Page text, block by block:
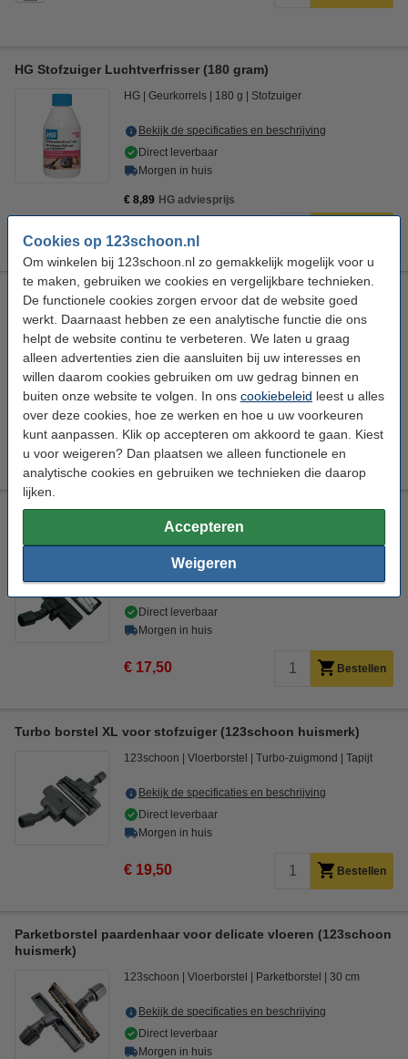
Cookies op 123schoon.nl
Om winkelen bij 123schoon.nl zo gemakkelijk mogelijk voor u
te maken, gebruiken we cookies en vergelijkbare technieken.
De functionele cookies zorgen ervoor dat de website goed
werkt. Daarnaast hebben ze een analytische functie die ons
helpt de website continu te verbeteren. We laten u graag
alleen advertenties zien die aansluiten bij uw interesses en
willen daarom cookies gebruiken om uw gedrag binnen en
buiten onze website te volgen. In ons cookiebeleid leest u alles
over deze cookies, hoe ze werken en hoe u uw voorkeuren
kunt aanpassen. Klik op accepteren om akkoord te gaan. Kiest
u voor weigeren? Dan plaatsen we alleen functionele en
analytische cookies en gebruiken we technieken die daarop
lijken.
Accepteren
Weigeren
HG Stofzuiger Luchtverfrisser (180 gram)
HG Geurkorrels 180 g Stofzuiger
Bekijk de specificaties en beschrijving
Direct leverbaar
Morgen in huis
€ 8,89 HG adviesprijs
Universeel stofzuiger-opzetstuk 32 mm plumeau (123schoon
123schoon Opzetborstel Plumeauborstel Ø 32 mm
Bekijk de specificaties en beschrijving
Direct leverbaar
Morgen in huis
€ 6,50 Bestellen
Universele combi-zuigmond met wielen (123schoon
123schoon Vloerborstel
Direct leverbaar
Morgen in huis
€ 17,50 Bestellen
Turbo borstel XL voor stofzuiger (123schoon huismerk)
123schoon Vloerborstel Turbo-zuigmond Tapijt
Bekijk de specificaties en beschrijving
Direct leverbaar
Morgen in huis
€ 19,50 Bestellen
Parketborstel paardenhaar voor delicate vloeren (123schoon
huismerk)
123schoon Vloerborstel Parketborstel 30 cm
Bekijk de specificaties en beschrijving
Direct leverbaar
Morgen in huis